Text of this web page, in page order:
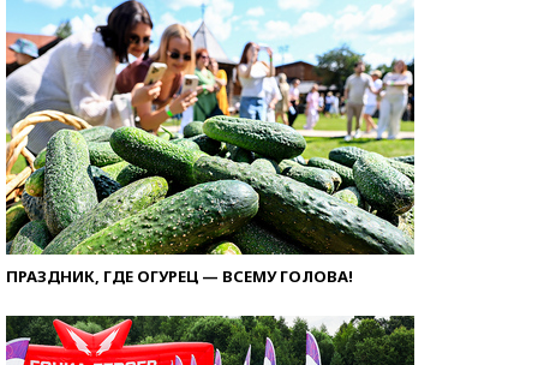
ПРАЗДНИК, ГДЕ ОГУРЕЦ — ВСЕМУ ГОЛОВА!